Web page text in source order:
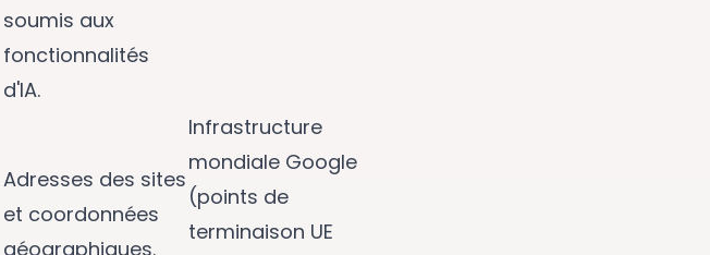
soumis aux
fonctionnalités
d'IA.
Adresses des sites
et coordonnées
géographiques.
Infrastructure
mondiale Google
(points de
terminaison UE